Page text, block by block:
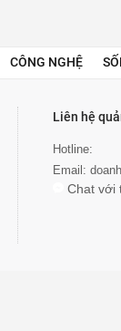
CÔNG NGHỆ
Liên hệ
Hotline:
Email:
Chat với